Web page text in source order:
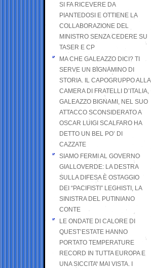
SI FA RICEVERE DA
PIANTEDOSI E OTTIENE LA
COLLABORAZIONE DEL
MINISTRO SENZA CEDERE SU
TASER E CP
MA CHE GALEAZZO DICI? TI
SERVE UN BIGNAMINO DI
STORIA. IL CAPOGRUPPO ALLA
CAMERA DI FRATELLI D’ITALIA,
GALEAZZO BIGNAMI, NEL SUO
ATTACCO SCONSIDERATO A
OSCAR LUIGI SCALFARO HA
DETTO UN BEL PO’ DI
CAZZATE
SIAMO FERMI AL GOVERNO
GIALLOVERDE: LA DESTRA
SULLA DIFESA È OSTAGGIO
DEI “PACIFISTI” LEGHISTI, LA
SINISTRA DEL PUTINIANO
CONTE
LE ONDATE DI CALORE DI
QUEST’ESTATE HANNO
PORTATO TEMPERATURE
RECORD IN TUTTA EUROPA E
UNA SICCITA’ MAI VISTA. I